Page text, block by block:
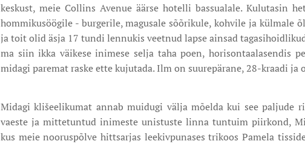
keskust, meie Collins Avenue äärse hotelli bassualale. Kulutasin
hommikusöögile - burgerile, magusale sõõrikule, kohvile ja külmale
ja toit olid äsja 17 tundi lennukis veetnud lapse ainsad
ma siin ikka väikese inimese selja taha poen, horisontaalasendis
midagi paremat raske ette kujutada. Ilm on suurepärane, 28-kraadi ja
Midagi klišeelikumat annab muidugi välja mõelda kui see paljude
vaeste ja mittetuntud inimeste unistuste linna tuntuim piirkond,
kus meie nooruspõlve hittsarjas leekivpunases trikoos Pamela